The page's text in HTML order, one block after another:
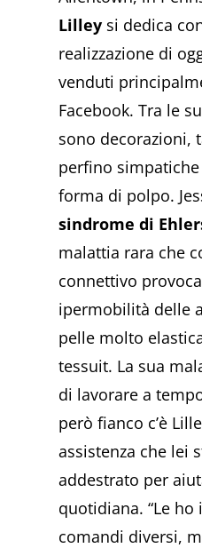
Lilley si dedica
realizzazione di
venduti
Facebook. Tra le
sono decorazioni,
perfino
forma di polpo.
sindrome di
malattia rara che
connettivo
ipermobilità delle
pelle molto
tessuit. La sua
di lavorare a
però fianco c’è
assistenza che lei
addestrato per
quotidiana.“Le ho
comandi diversi,